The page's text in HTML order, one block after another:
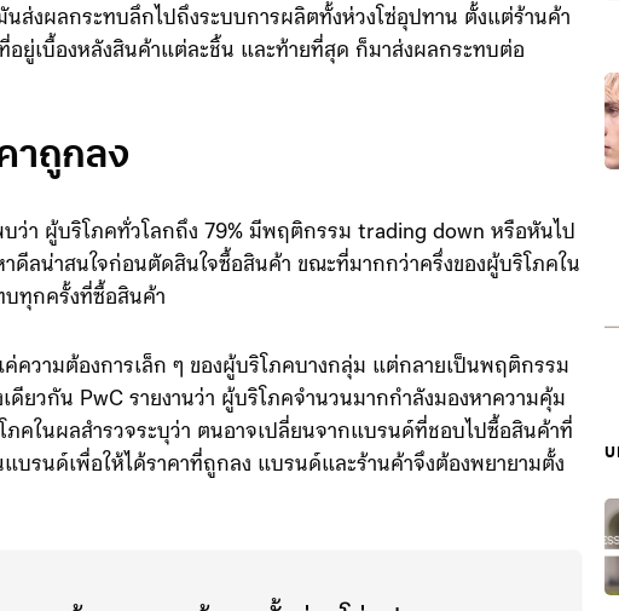
ค่าและราคาถูกมากขึ้นเรื่อย ๆ พฤติกรรมนี้ดูเหมือนเป็นเรื่องปกติ
ส่งผลกระทบลึกไปถึงระบบการผลิตทั้งห่วงโซ่อุปทาน ตั้งแต่ร้านค้า
ยู่เบื้องหลังสินค้าแต่ละชิ้น และท้ายที่สุด ก็มาส่งผลกระทบต่อ
ถูกลง
บว่า ผู้บริโภคทั่วโลกถึง 79% มีพฤติกรรม trading down หรือหันไป
ลน่าสนใจก่อนตัดสินใจซื้อสินค้า ขณะที่มากกว่าครึ่งของผู้บริโภคใน
ความต้องการเล็ก ๆ ของผู้บริโภคบางกลุ่ม แต่กลายเป็นพฤติกรรม
ดียวกัน PwC รายงานว่า ผู้บริโภคจำนวนมากกำลังมองหาความคุ้ม
ภคในผลสำรวจระบุว่า ตนอาจเปลี่ยนจากแบรนด์ที่ชอบไปซื้อสินค้าที่
บรนด์เพื่อให้ได้ราคาที่ถูกลง แบรนด์และร้านค้าจึงต้องพยายามตั้ง
บ